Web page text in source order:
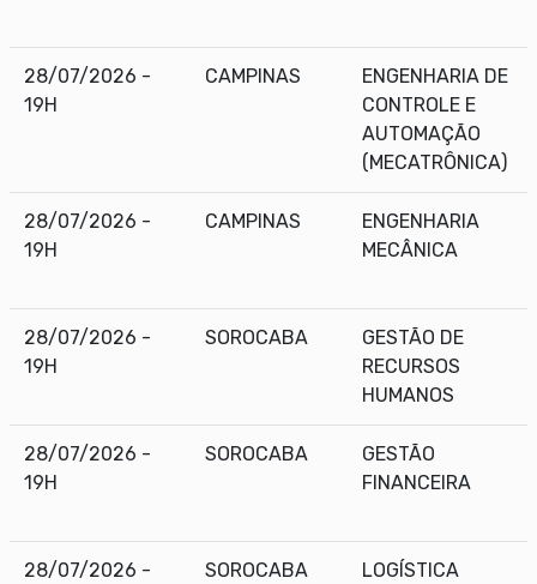
28/07/2026 -
19H
CAMPINAS
ENGENHARIA DE
CONTROLE E
AUTOMAÇÃO
(MECATRÔNICA)
28/07/2026 -
19H
CAMPINAS
ENGENHARIA
MECÂNICA
28/07/2026 -
19H
SOROCABA
GESTÃO DE
RECURSOS
HUMANOS
28/07/2026 -
19H
SOROCABA
GESTÃO
FINANCEIRA
28/07/2026 -
SOROCABA LOGÍSTICA